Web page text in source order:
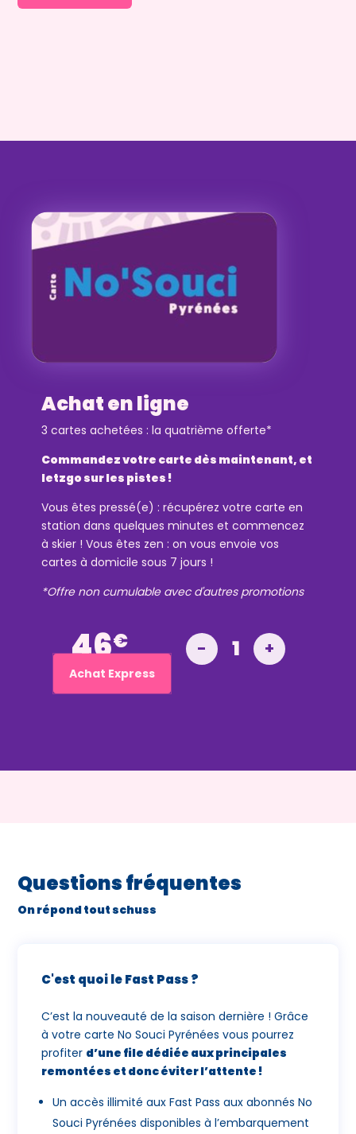
Achat en ligne
3 cartes achetées : la quatrième offerte*
Commandez votre carte dès maintenant, et
letzgo sur les pistes !
Vous êtes pressé(e) : récupérez votre carte en
station dans quelques minutes et commencez
à skier ! Vous êtes zen : on vous envoie vos
cartes à domicile sous 7 jours !
*Offre non cumulable avec d'autres promotions
- 1 +
46€
Achat Express
Questions fréquentes
On répond tout schuss
C'est quoi le Fast Pass ?
C’est la nouveauté de la saison dernière ! Grâce
à votre carte No Souci Pyrénées vous pourrez
profiter d’une file dédiée aux principales
remontées et donc éviter l’attente !
Un accès illimité aux Fast Pass aux abonnés No
Souci Pyrénées disponibles à l’embarquement